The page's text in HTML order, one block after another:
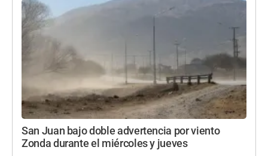
San Juan bajo doble advertencia por viento
Zonda durante el miércoles y jueves